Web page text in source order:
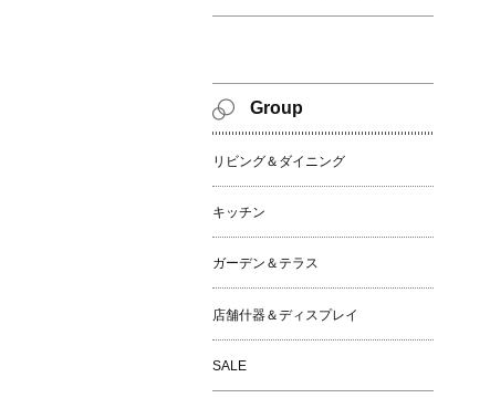
Group
リビング＆ダイニング
キッチン
ガーデン＆テラス
店舗什器＆ディスプレイ
SALE